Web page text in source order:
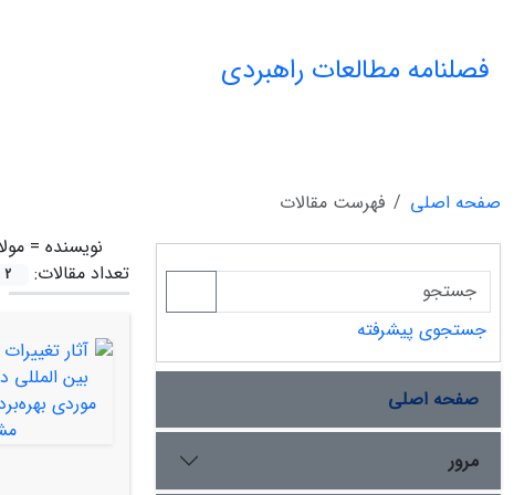
فصلنامه مطالعات راهبردی
صفحه اصلی
فهرست مقالات
نویسنده =
تعداد مقالات:
2
جستجوی پیشرفته
صفحه اصلی
مرور